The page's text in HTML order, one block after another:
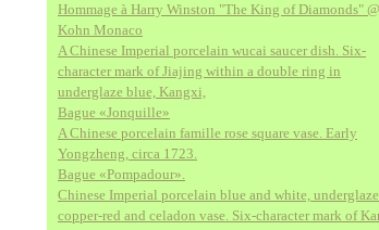
Hommage à Harry Winston "The King of Diamonds" @
Kohn Monaco
A Chinese Imperial porcelain wucai saucer dish. Six-
character mark of Jiajing within a double ring in
underglaze blue, Kangxi,
Bague «Jonquille»
A Chinese porcelain famille rose square vase. Early
Yongzheng, circa 1723.
Bague «Pompadour».
Chinese Imperial porcelain blue and white, underglaze
copper-red and celadon vase. Six-character mark of